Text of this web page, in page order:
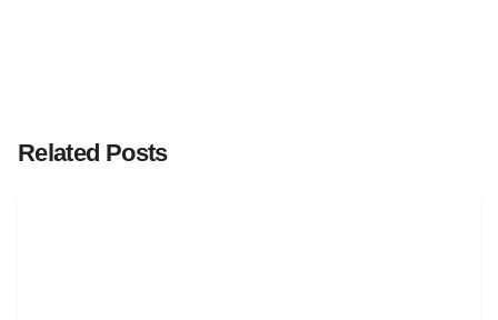
Related Posts